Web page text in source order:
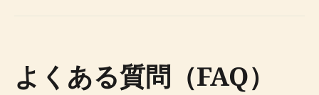
よくある質問（FAQ）